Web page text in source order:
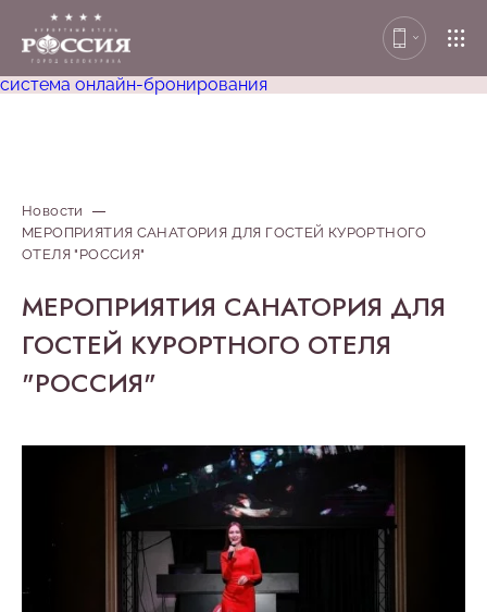
система онлайн-бронирования
Новости
МЕРОПРИЯТИЯ САНАТОРИЯ ДЛЯ ГОСТЕЙ КУРОРТНОГО
ОТЕЛЯ "РОССИЯ"
МЕРОПРИЯТИЯ САНАТОРИЯ ДЛЯ
ГОСТЕЙ КУРОРТНОГО ОТЕЛЯ
"РОССИЯ"